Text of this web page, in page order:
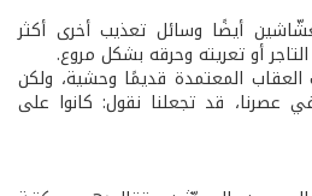
أيضًا وسائل تعذيب أخرى أكثر
أو تعريته وحرقه بشكل مروع.
المعتمدة قديمًا وحشية، ولكن
عصرنا، قد تجعلنا نقول: كانوا على